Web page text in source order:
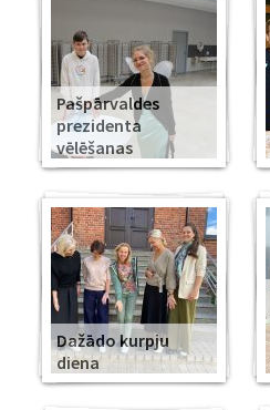
Pašpārvaldes
prezidenta
vēlēšanas
Dažādo kurpju
diena